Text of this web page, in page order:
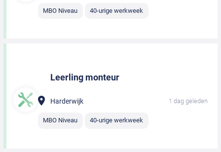
MBO Niveau 40-urige werkweek
Leerling monteur
Harderwijk 1 dag geleden
MBO Niveau 40-urige werkweek